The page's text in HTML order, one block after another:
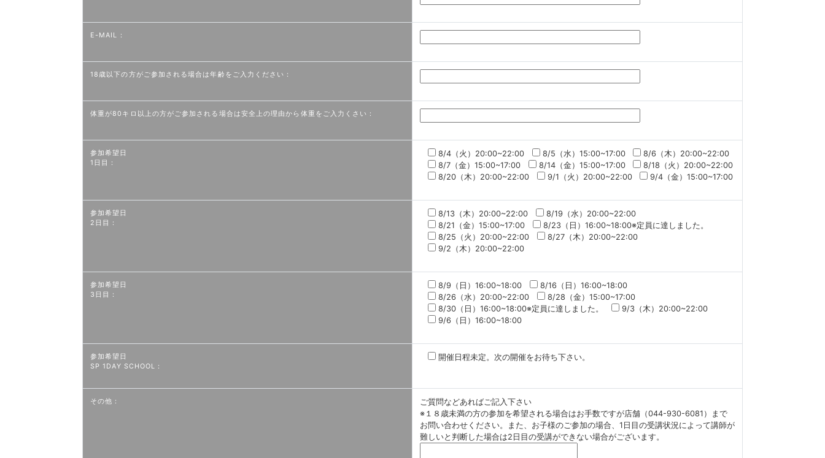
E-MAIL：
18歳以下の方がご参加される場合は年齢をご入力ください：
体重が80キロ以上の方がご参加される場合は安全上の理由から体重をご入力くさい：
参加希望日
1日目：
8/4（火）20:00~22:00 8/5（水）15:00~17:00
8/6（木）20:00~22:00
8/7（金）15:00~17:00
8/14（金）15:00~17:00
8/18（火）20:00~22:00
8/20（木）20:00~22:00
9/1（火）20:00~22:00 9/4（金）15:00~17:00
参加希望日
2日目：
8/13（木）20:00~22:00
8/19（水）20:00~22:00
8/21（金）15:00~17:00
8/23（日）16:00~18:00※定員に達しました。
8/25（火）20:00~22:00
8/27（木）20:00~22:00
9/2（木）20:00~22:00
参加希望日
3日目：
8/9（日）16:00~18:00
8/16（日）16:00~18:00
8/26（水）20:00~22:00
8/28（金）15:00~17:00
8/30（日）16:00~18:00※定員に達しました。
9/3（木）20:00~22:00
9/6（日）16:00~18:00
参加希望日
SP 1DAY SCHOOL：
開催日程未定。次の開催をお待ち下さい。
その他：
ご質問などあればご記入下さい
※１８歳未満の方の参加を希望される場合はお手数ですが店舗（044-930-6081）まで
お問い合わせください。また、お子様のご参加の場合、1日目の受講状況によって講師が
難しいと判断した場合は2日目の受講ができない場合がございます。